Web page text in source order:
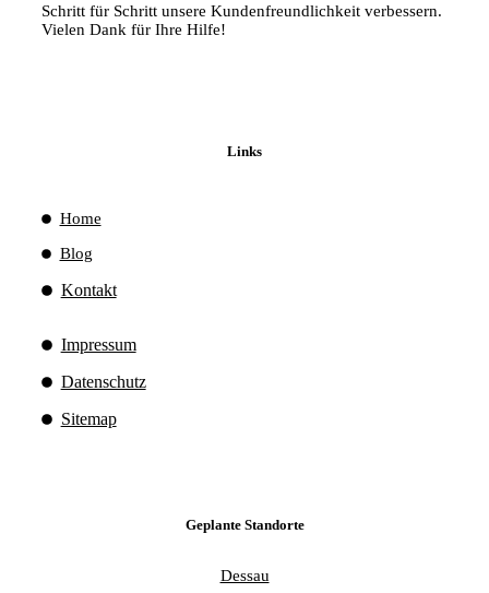
Schritt für Schritt unsere Kundenfreundlichkeit verbessern.
Vielen Dank für Ihre Hilfe!
Links
Home
Blog
Kontakt
Impressum
Datenschutz
Sitemap
Geplante Standorte
Dessau